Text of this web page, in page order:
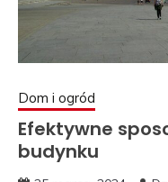
Dom i ogród
Efektywne
budynku